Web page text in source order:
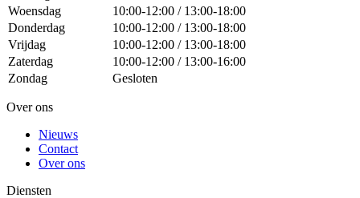
Woensdag
10:00-12:00 / 13:00-18:00
Donderdag
10:00-12:00 / 13:00-18:00
Vrijdag
10:00-12:00 / 13:00-18:00
Zaterdag
10:00-12:00 / 13:00-16:00
Zondag
Gesloten
Over ons
Nieuws
Contact
Over ons
Diensten